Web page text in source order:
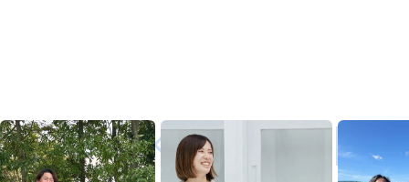
MISAKIGUMI